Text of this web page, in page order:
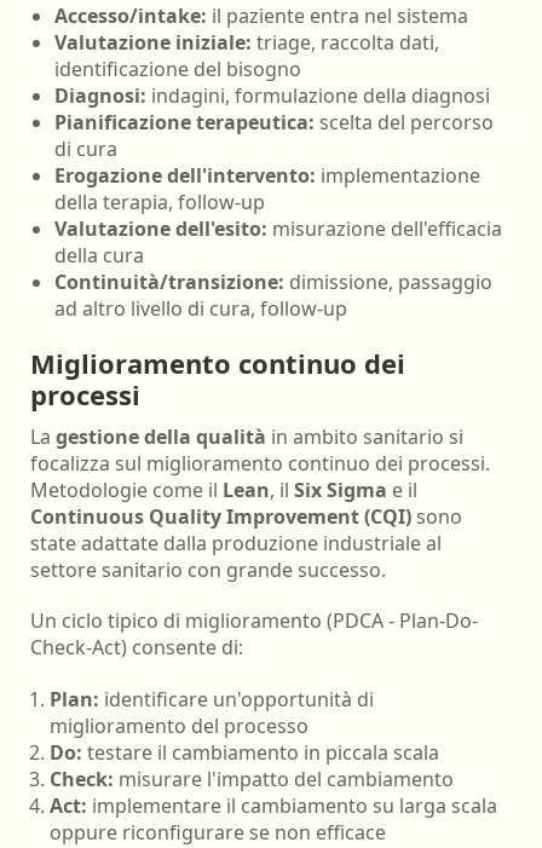
Accesso/intake: il paziente entra nel sistema
Valutazione iniziale: triage, raccolta dati,
identificazione del bisogno
Diagnosi: indagini, formulazione della diagnosi
Pianificazione terapeutica: scelta del percorso
di cura
Erogazione dell'intervento: implementazione
della terapia, follow-up
Valutazione dell'esito: misurazione dell'efficacia
della cura
Continuità/transizione: dimissione, passaggio
ad altro livello di cura, follow-up
Miglioramento continuo dei
processi
La gestione della qualità in ambito sanitario si
focalizza sul miglioramento continuo dei processi.
Metodologie come il Lean, il Six Sigma e il
Continuous Quality Improvement (CQI) sono
state adattate dalla produzione industriale al
settore sanitario con grande successo.
Un ciclo tipico di miglioramento (PDCA - Plan-Do-
Check-Act) consente di:
Plan: identificare un'opportunità di
miglioramento del processo
Do: testare il cambiamento in piccala scala
Check: misurare l'impatto del cambiamento
Act: implementare il cambiamento su larga scala
oppure riconfigurare se non efficace